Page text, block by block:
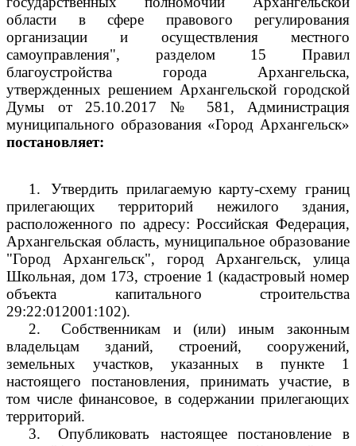
области в сфере правового регулирования
организации и осуществления местного
самоуправления", разделом 15 Правил
благоустройства города Архангельска,
утвержденных решением Архангельской городской
Думы от 25.10.2017 № 581, Администрация
муниципального образования «Город Архангельск»
постановляет:
1.
Утвердить прилагаемую карту-схему границ
прилегающих территорий нежилого здания,
расположенного по адресу: Российская Федерация,
Архангельская область, муниципальное образование
"Город Архангельск", город Архангельск, улица
Школьная, дом 173, строение 1 (кадастровый номер
объекта капитального строительства
29:22:012001:102).
2.
Собственникам и (или) иным законным
владельцам зданий, строений, сооружений,
земельных участков, указанных в пункте 1
настоящего постановления, принимать участие, в
том числе финансовое, в содержании прилегающих
территорий.
3.
Опубликовать настоящее постановление в